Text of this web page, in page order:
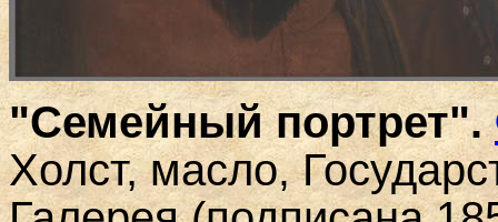
"Семейный портрет".
Холст, масло,